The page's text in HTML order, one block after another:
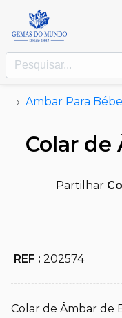
Ambar Para
Colar de
Partilhar
REF : 202574
Colar de Âmbar de